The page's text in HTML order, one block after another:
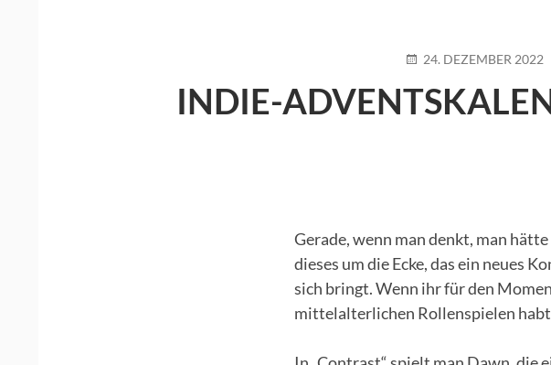
POSTED
24. DEZEMBER 2022
INDIE-
Gerade, wenn man denkt, man
dieses um die Ecke, das ein neues
sich bringt. Wenn ihr für den
mittelalterlichen Rollenspielen